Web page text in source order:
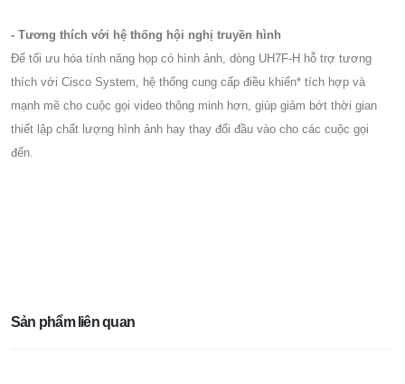
- Tương thích với hệ thống hội nghị truyền hình
Để tối ưu hóa tính năng họp có hình ảnh, dòng UH7F-H hỗ trợ tương
thích với Cisco System, hệ thống cung cấp điều khiển* tích hợp và
mạnh mẽ cho cuộc gọi video thông minh hơn, giúp giảm bớt thời gian
thiết lập chất lượng hình ảnh hay thay đổi đầu vào cho các cuộc gọi
đến.
Sản phẩm liên quan